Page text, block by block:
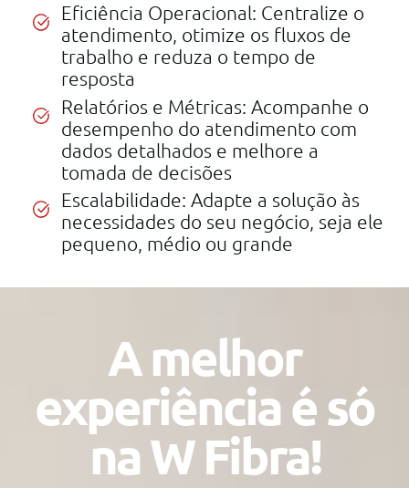
Eficiência Operacional: Centralize o
atendimento, otimize os fluxos de
trabalho e reduza o tempo de
resposta
Relatórios e Métricas: Acompanhe o
desempenho do atendimento com
dados detalhados e melhore a
tomada de decisões
Escalabilidade: Adapte a solução às
necessidades do seu negócio, seja ele
pequeno, médio ou grande
A melhor
experiência é só
na W Fibra!